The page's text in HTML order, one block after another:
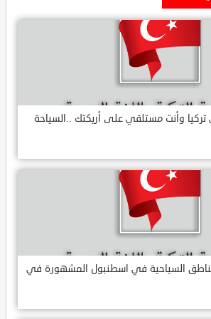
وأنت مستلقي على أريكتك ..السياحة
السياحية في اسطنبول المشهورة في